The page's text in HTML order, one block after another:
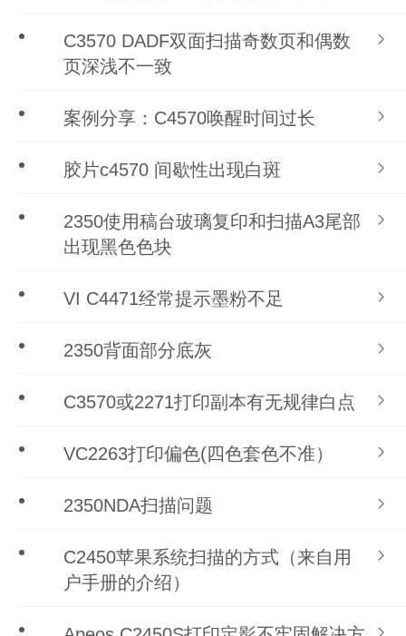
C3570 DADF双面扫描奇数页和偶数
页深浅不一致
案例分享：C4570唤醒时间过长
胶片c4570 间歇性出现白斑
2350使用稿台玻璃复印和扫描A3尾部
出现黑色色块
VI C4471经常提示墨粉不足
2350背面部分底灰
C3570或2271打印副本有无规律白点
VC2263打印偏色(四色套色不准）
2350NDA扫描问题
C2450苹果系统扫描的方式（来自用
户手册的介绍）